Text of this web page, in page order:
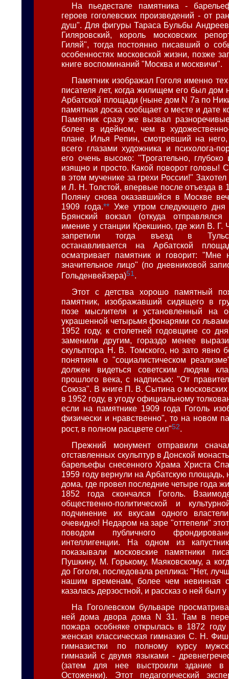
На пьедестале памятника -
героев гоголевских произведений - от
душ". Для фигуры Тараса Бульбы
Гиляровский, король московских
Гиляй", тогда постоянно писавший о
особенностях московской жизни, позже
книге воспоминаний "Москва и москвичи".
Памятник изображал Гоголя именно
писателя лет, когда жилищем его был дом
Арбатской площади (ныне дом N 7а по
памятная доска сообщает о месте и дате
Памятник сразу же вызвал
более в идейном, чем в художественно-
плане. Илья Репин, смотревший на
всего глазами художника и психолога-
его очень высоко: "Трогательно,
изящно и просто. Какой поворот головы!
в этом мученике за грехи России!"
и Л. Н. Толстой, впервые после отъезда в
Поляну снова оказавшийся в Москве
1909 года.** Уже утром следующего
Брянский вокзал (откуда
имение у станции Крекшино, где жил В. Г.
запретили тогда въезд в
останавливается на Арбатской
осматривает памятник и говорит: "Мне
значительное лицо" (по дневниковой
Гольденвейзера)51.
Этот с детства хорошо памятный
памятник, изображавший сидящего в
позе мыслителя и установленный на
украшенной четырьмя фонарями со
1952 году, к столетней годовщине со
заменили другим, гораздо менее
скульптора Н. В. Томского, но зато явно
понятиям о "социалистическом
должен видеться советским людям
прошлого века, с надписью: "От
Союза". В книге П. В. Сытина о московских
в 1952 году, в угоду официальному
если на памятнике 1909 года Гоголь
физически и нравственно", то на новом
рост, в полном расцвете сил"52.
Прежний монумент отправили
отставленных скульптур в Донской
барельефы снесенного Храма Христа
1959 году вернули на Арбатскую площадь,
дома, где провел последние четыре года
1852 года скончался Гоголь.
общественно-политической и
подчинение их вкусам одного
очевидно! Недаром на заре "оттепели"
поводом публичного
интеллигенции. На одном из
показывали московские памятники
Пушкину, М. Горькому, Маяковскому, а
до Гоголя, последовала реплика: "Нет,
нашим временам, более чем невинная
казалась дерзостной, и рассказ о ней был
На Гоголевском бульваре
ней дома двора дома N 31. Там в
пожара особняке открылась в 1872
женская классическая гимназия С. Н.
гимназистки по полному курсу
гимназий с двумя языками -
(затем для нее выстроили здание в
Остоженки). Этот педагогический